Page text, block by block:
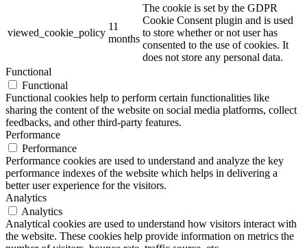
viewed_cookie_policy
11
months
The cookie is set by the GDPR
Cookie Consent plugin and is used
to store whether or not user has
consented to the use of cookies. It
does not store any personal data.
Functional
Functional
Functional cookies help to perform certain functionalities like
sharing the content of the website on social media platforms, collect
feedbacks, and other third-party features.
Performance
Performance
Performance cookies are used to understand and analyze the key
performance indexes of the website which helps in delivering a
better user experience for the visitors.
Analytics
Analytics
Analytical cookies are used to understand how visitors interact with
the website. These cookies help provide information on metrics the